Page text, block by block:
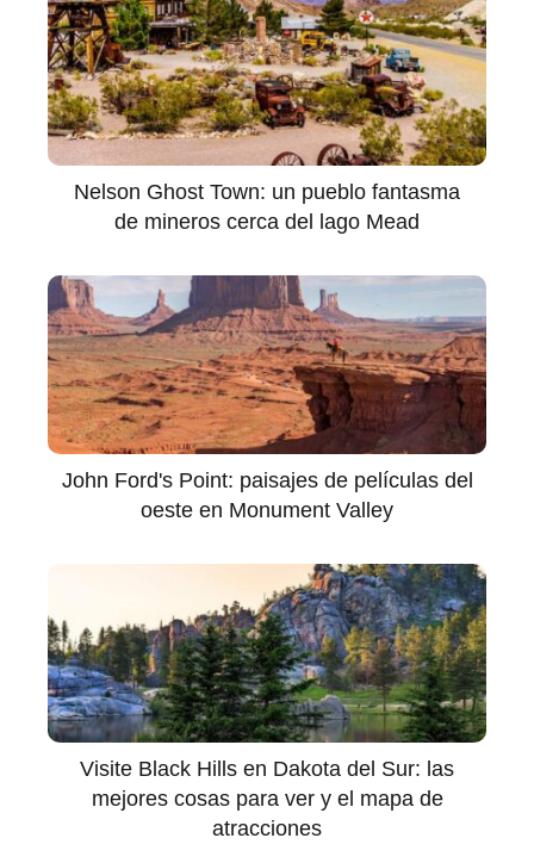
Nelson Ghost Town: un pueblo fantasma
de mineros cerca del lago Mead
John Ford's Point: paisajes de películas del
oeste en Monument Valley
Visite Black Hills en Dakota del Sur: las
mejores cosas para ver y el mapa de
atracciones